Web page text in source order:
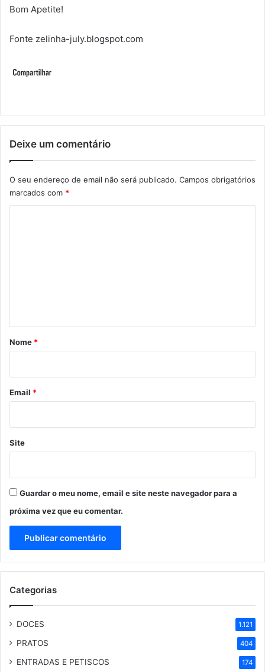
Bom Apetite!
Fonte zelinha-july.blogspot.com
Deixe um comentário
O seu endereço de email não será publicado. Campos obrigatórios
marcados com *
r
*
Nome *
Email *
Site
Guardar o meu nome, email e site neste navegador para a
próxima vez que eu comentar.
Categorias
DOCES 1.121
PRATOS 404
ENTRADAS E PETISCOS 174